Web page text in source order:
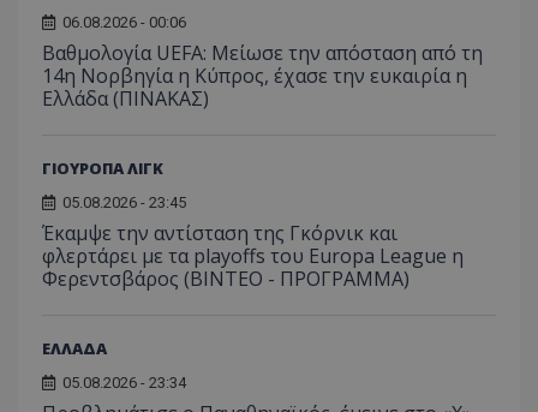
06.08.2026 - 00:06
Βαθμολογία UEFA: Μείωσε την απόσταση από τη
14η Νορβηγία η Κύπρος, έχασε την ευκαιρία η
Ελλάδα (ΠΙΝΑΚΑΣ)
ΓΙΟΥΡΟΠΑ ΛΙΓΚ
05.08.2026 - 23:45
Έκαμψε την αντίσταση της Γκόρνικ και
φλερτάρει με τα playoffs του Europa League η
Φερεντσβάρος (ΒΙΝΤΕΟ - ΠΡΟΓΡΑΜΜΑ)
ΕΛΛΑΔΑ
05.08.2026 - 23:34